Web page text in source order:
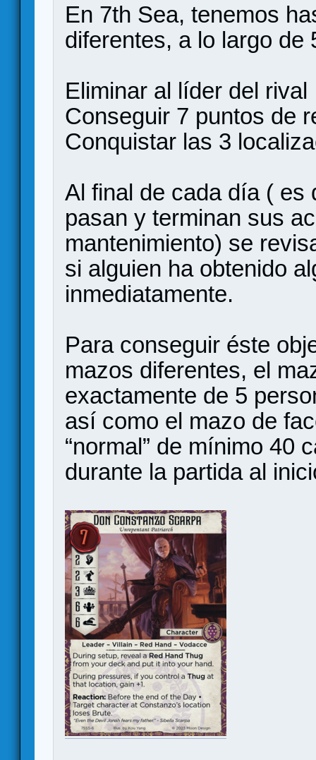
En 7th Sea, tenemos
diferentes, a lo largo de
Eliminar al líder del rival
Conseguir 7 puntos de
Conquistar las 3
Al final de cada día ( es
pasan y terminan sus
mantenimiento) se
si alguien ha obtenido
inmediatamente.
Para conseguir éste
mazos diferentes, el
exactamente de 5
así como el mazo de
“normal” de mínimo 40
durante la partida al